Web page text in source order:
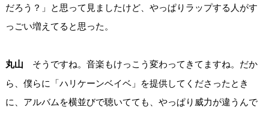
だろう？」と思って見ましたけど、やっぱりラップする人がす
っごい増えてると思った。
丸山 そうですね。音楽もけっこう変わってきてますね。だか
ら、僕らに「ハリケーンベイベ」を提供してくださったとき
に、アルバムを横並びで聴いてても、やっぱり威力が違うんで